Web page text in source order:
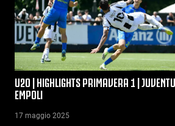
U20 | HIGHLIGHTS PRIMAVERA 1 |
EMPOLI
17 maggio 2025